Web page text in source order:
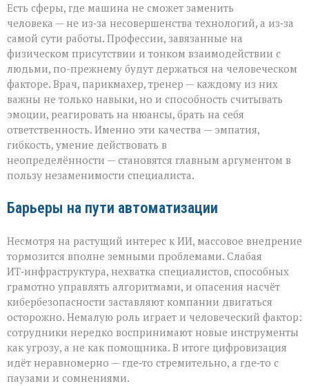
Есть сферы, где машина не сможет заменить
человека — не из‑за несовершенства технологий, а из‑за
самой сути работы. Профессии, завязанные на
физическом присутствии и тонком взаимодействии с
людьми, по-прежнему будут держаться на человеческом
факторе. Врач, парикмахер, тренер — каждому из них
важны не только навыки, но и способность считывать
эмоции, реагировать на нюансы, брать на себя
ответственность. Именно эти качества — эмпатия,
гибкость, умение действовать в
неопределённости — становятся главным аргументом в
пользу незаменимости специалиста.
Барьеры на пути автоматизации
Несмотря на растущий интерес к ИИ, массовое внедрение
тормозится вполне земными проблемами. Слабая
ИТ‑инфраструктура, нехватка специалистов, способных
грамотно управлять алгоритмами, и опасения насчёт
кибербезопасности заставляют компании двигаться
осторожно. Немалую роль играет и человеческий фактор:
сотрудники нередко воспринимают новые инструменты
как угрозу, а не как помощника. В итоге цифровизация
идёт неравномерно — где‑то стремительно, а где‑то с
паузами и сомнениями.